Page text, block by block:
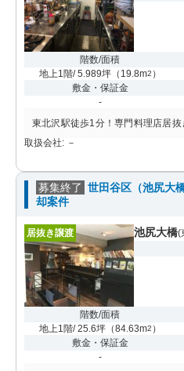
階数/面積
地上1階/ 5.989坪（ 19.8m2 ）
敷金・保証金
-
東北沢駅徒歩1分！専門料理店居抜
取扱会社: －
募集終了 世田谷区（池尻大
却案件
居抜き譲渡 池尻大橋(
階数/面積
地上1階/ 25.6坪（84.63m2 ）
敷金・保証金
-